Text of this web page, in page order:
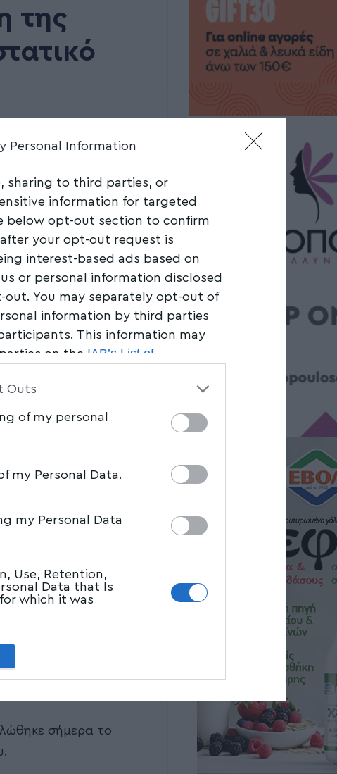
Personal Information
sharing to third parties, or
information for targeted
below opt-out section to confirm
your opt-out request is
interest-based ads based on
or personal information disclosed
You may separately opt-out of
information by third parties
This information may
on the IAB’s List of
Outs
of my personal
my Personal Data.
my Personal Data
Use, Retention,
Data that Is
which it was
της
σήμερα το